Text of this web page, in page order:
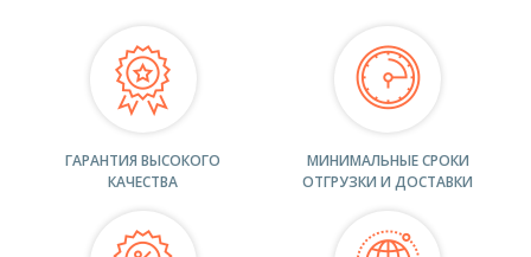
ГАРАНТИЯ ВЫСОКОГО
КАЧЕСТВА
МИНИМАЛЬНЫЕ СРОКИ
ОТГРУЗКИ И ДОСТАВКИ